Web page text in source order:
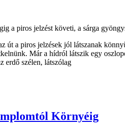
a piros jelzést követi, a sárga
út a piros jelzések jól látszanak
Már a hídról látszik egy
erdő szélen, látszólag
Környéig